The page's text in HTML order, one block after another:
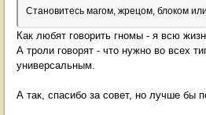
Становитесь магом, жрецом, блоком
Как любят говорить гномы - я всю
А троли говорят - что нужно во всех
универсальным.
А так, спасибо за совет, но лучше бы